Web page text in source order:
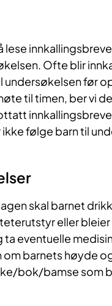
Ofte blir
undersøkelsen før
til timen, ber vi
følge barn til
skal barnet
eller
ta eventuelle
om barnets høyde
bok/bamse som